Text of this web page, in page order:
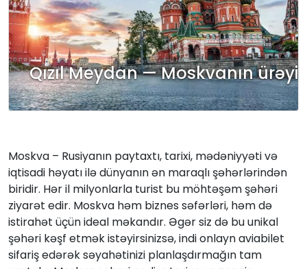
Qızıl Meydan — Moskvanın ürəyi
Moskva – Rusiyanın paytaxtı, tarixi, mədəniyyəti və
iqtisadi həyatı ilə dünyanın ən maraqlı şəhərlərindən
biridir. Hər il milyonlarla turist bu möhtəşəm şəhəri
ziyarət edir. Moskva həm biznes səfərləri, həm də
istirahət üçün ideal məkandır. Əgər siz də bu unikal
şəhəri kəşf etmək istəyirsinizsə, indi onlayn aviabilet
sifariş edərək səyahətinizi planlaşdırmağın tam